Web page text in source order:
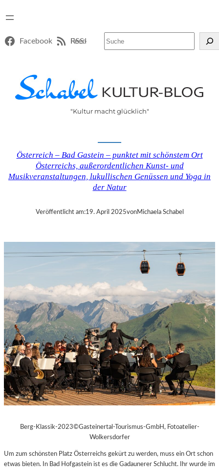
Facebook RSS-Feed
"Kultur macht glücklich"
Österreich – Bad Gastein – punktet mit schönstem Ort
Österreichs, außerordentlichen Kunst- und
Musikveranstaltungen, lukullischen Genüssen und Yoga in
der Natur
Veröffentlicht am:19. April 2025vonMichaela Schabel
Berg-Klassik-2023©Gasteinertal-Tourismus-GmbH, Fotoatelier-
Wolkersdorfer
Um zum schönsten Platz Österreichs gekürt zu werden, muss ein Ort schon
etwas bieten. In Bad Hofgastein ist es die Gadaunerer Schlucht. Ihr wurde im